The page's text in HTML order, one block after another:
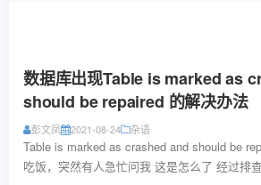
数据库出现Table is marked as
should be repaired 的解决办法
彭文凤 2021-08-24 杂语
Table is marked as crashed and should be
吃饭，突然有人急忙问我 这是怎么了 经过排